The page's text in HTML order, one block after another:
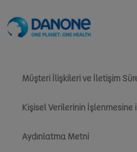
Müşteri İlişkileri ve İletişim
Kişisel Verilerinin İşlenmesine
Aydınlatma Metni